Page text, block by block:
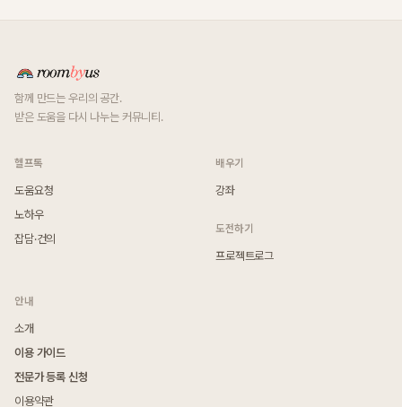
함께 만드는 우리의 공간.
받은 도움을 다시 나누는 커뮤니티.
헬프톡
도움요청
노하우
잡담·건의
배우기
강좌
도전하기
프로젝트로그
안내
소개
이용 가이드
전문가 등록 신청
이용약관